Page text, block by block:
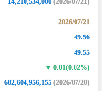
14,210,534,000 (2026/07/21)
2026/07/21
49.56
49.55
0.01(0.02%)
682,604,956,155 (2026/07/20)